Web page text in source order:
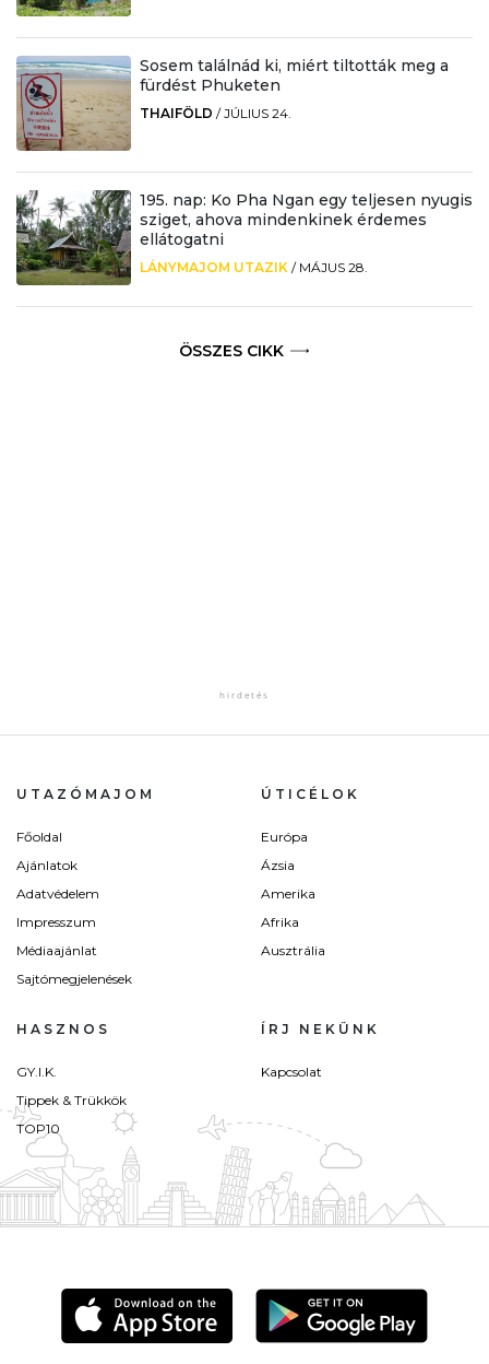
Sosem találnád ki, miért tiltották meg a
fürdést Phuketen
THAIFÖLD /JÚLIUS 24.
195. nap: Ko Pha Ngan egy teljesen nyugis
sziget, ahova mindenkinek érdemes
ellátogatni
LÁNYMAJOM UTAZIK / MÁJUS 28.
ÖSSZES CIKK
UTAZÓMAJOM
Főoldal
Ajánlatok
Adatvédelem
Impresszum
Médiaajánlat
Sajtómegjelenések
ÚTICÉLOK
Európa
Ázsia
Amerika
Afrika
Ausztrália
HASZNOS
GY.I.K.
Tippek & Trükkök
TOP10
ÍRJ NEKÜNK
Kapcsolat